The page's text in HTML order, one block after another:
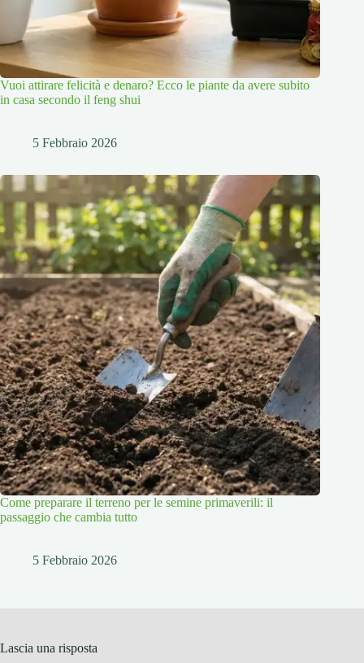
Vuoi attirare felicità e denaro? Ecco le piante da avere subito
in casa secondo il feng shui
5 Febbraio 2026
Come preparare il terreno per le semine primaverili: il
passaggio che cambia tutto
5 Febbraio 2026
Lascia una risposta